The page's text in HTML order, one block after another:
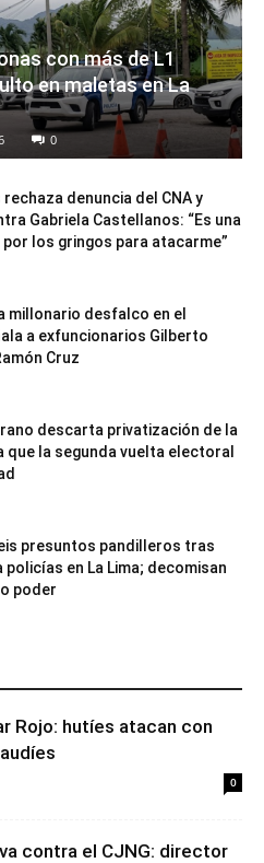
con más de L1
en maletas en La
0
denuncia del CNA y
Gabriela Castellanos: “Es una
los gringos para atacarme”
millonario desfalco en el
a exfuncionarios Gilberto
Cruz
descarta privatización de la
que la segunda vuelta electoral
presuntos pandilleros tras
policías en La Lima; decomisan
poder
Rojo: hutíes atacan con
0
contra el CJNG: director